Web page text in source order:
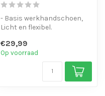
- Basis werkhandschoen,
Licht en flexibel.
vinger toppe...
€29,99
Op voorraad